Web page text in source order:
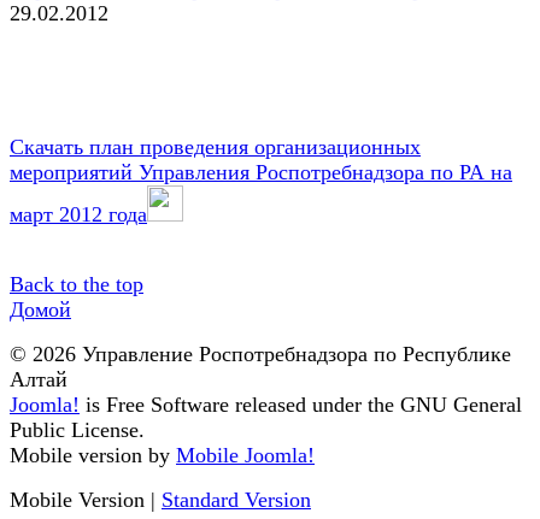
29.02.2012
Скачать план проведения организационных
мероприятий Управления Роспотребнадзора по РА на
март 2012 года
Back to the top
Домой
© 2026 Управление Роспотребнадзора по Республике
Алтай
Joomla! is Free Software released under the GNU General
Public License.
Mobile version by Mobile Joomla!
Mobile Version | Standard Version